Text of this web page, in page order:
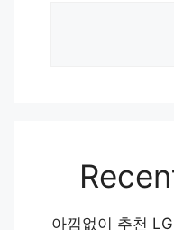
아낌없이 추천